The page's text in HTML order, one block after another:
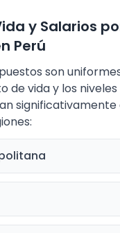
y Salarios
Perú
son
de vida y los niveles
significativamente